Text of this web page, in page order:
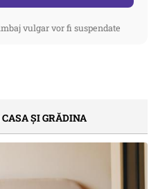
vulgar vor fi suspendate
ȘI GRĂDINA